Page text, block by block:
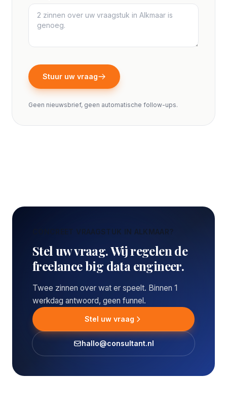
Stuur uw vraag
Geen nieuwsbrief, geen automatische follow-ups.
CONCREET VRAAGSTUK IN ALKMAAR?
Stel uw vraag. Wij regelen de
freelance big data engineer.
Twee zinnen over wat er speelt. Binnen 1
werkdag antwoord, geen funnel.
Stel uw vraag
hallo@consultant.nl